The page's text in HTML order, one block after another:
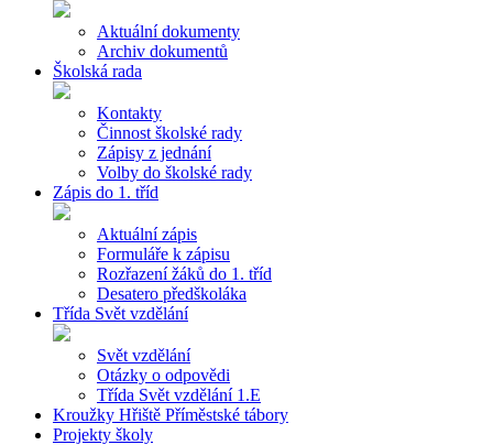
Aktuální dokumenty
Archiv dokumentů
Školská rada
Kontakty
Činnost školské rady
Zápisy z jednání
Volby do školské rady
Zápis do 1. tříd
Aktuální zápis
Formuláře k zápisu
Rozřazení žáků do 1. tříd
Desatero předškoláka
Třída Svět vzdělání
Svět vzdělání
Otázky o odpovědi
Třída Svět vzdělání 1.E
Kroužky Hřiště Příměstské tábory
Projekty školy